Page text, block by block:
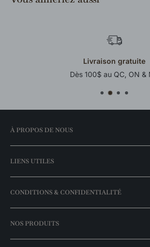
Livraison gratuite
Dès 100$ au QC, ON &
À PROPOS DE NOUS
Notre histoire
Trouvez une boutique
FAQ
Meilleurs prix garantis
LIENS UTILES
Mon compte
Espace entrepreneurs
Nos promotions
Nos marques
Catalogue exclusivités
CONDITIONS & CONFIDENTIALITÉ
Livraison & expédition
Politique de retour
Politique de disponibilité des stocks
NOS PRODUITS
Luminaires suspendus